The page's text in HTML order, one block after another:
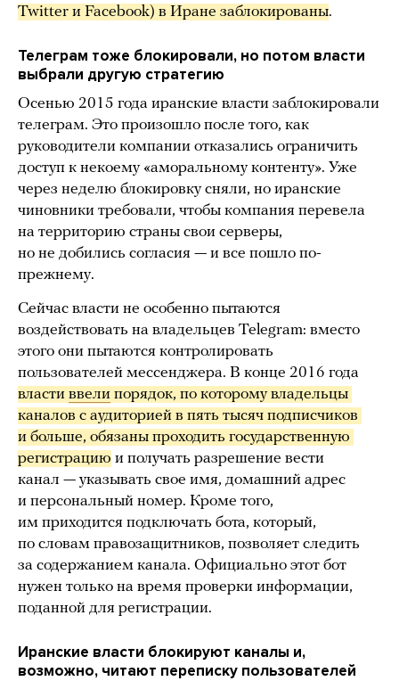
Twitter и Facebook) в Иране заблокированы.
Телеграм тоже блокировали, но потом власти
выбрали другую стратегию
Осенью 2015 года иранские власти заблокировали
телеграм. Это произошло после того, как
руководители компании отказались ограничить
доступ к некоему «аморальному контенту». Уже
через неделю блокировку сняли, но иранские
чиновники требовали, чтобы компания перевела
на территорию страны свои серверы,
но не добились согласия — и все пошло по-
прежнему.
Сейчас власти не особенно пытаются
воздействовать на владельцев Telegram: вместо
этого они пытаются контролировать
пользователей мессенджера. В конце 2016 года
власти ввели порядок, по которому владельцы
каналов с аудиторией в пять тысяч подписчиков
и больше, обязаны проходить государственную
регистрацию и получать разрешение вести
канал — указывать свое имя, домашний адрес
и персональный номер. Кроме того,
им приходится подключать бота, который,
по словам правозащитников, позволяет следить
за содержанием канала. Официально этот бот
нужен только на время проверки информации,
поданной для регистрации.
Иранские власти блокируют каналы и,
возможно, читают переписку пользователей